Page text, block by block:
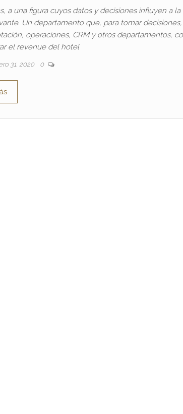
a una figura cuyos datos y decisiones influyen a la
Un departamento que, para tomar
operaciones, CRM y otros departamentos,
el revenue del hotel
31, 2020 0